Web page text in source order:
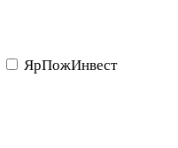
ЯрПожИнвест